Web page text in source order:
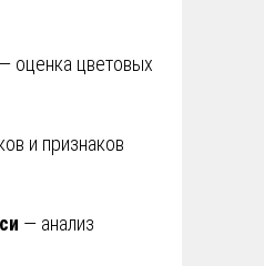
— оценка цветовых
и признаков
— анализ